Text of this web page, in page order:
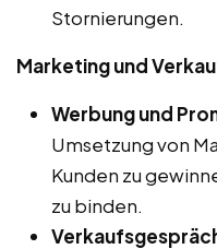
Stornierungen.
Marketing und
Werbung und
Umsetzung von
Kunden zu
zu binden.